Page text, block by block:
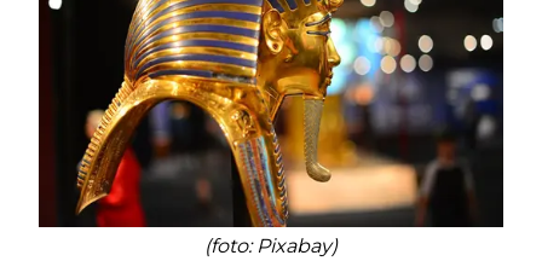
(foto: Pixabay)